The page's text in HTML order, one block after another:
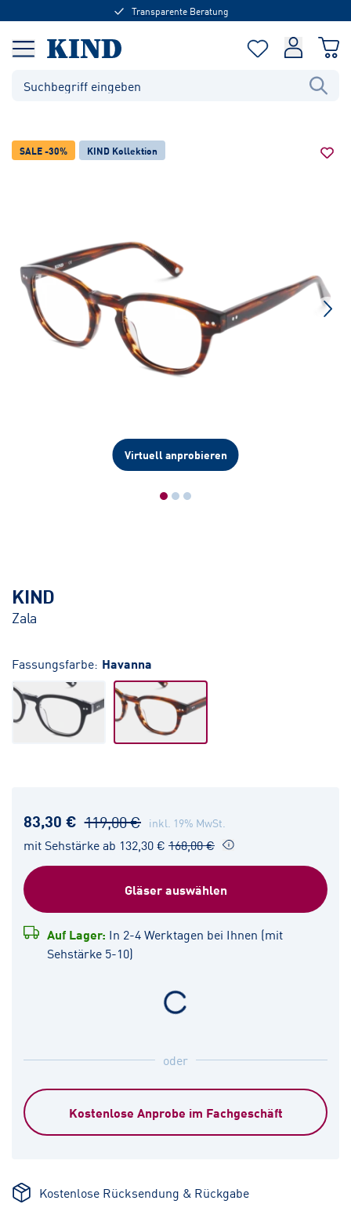
Transparente Beratung
SALE -30% KIND Kollektion
Virtuell anprobieren
KIND
Zala
Fassungsfarbe: Havanna
83,30 € 119,00 € inkl. 19% MwSt.
mit Sehstärke ab 132,30 € 168,00 €
Gläser auswählen
Auf Lager: In 2-4 Werktagen bei Ihnen (mit
Sehstärke 5-10)
oder
Kostenlose Anprobe im Fachgeschäft
Kostenlose Rücksendung & Rückgabe